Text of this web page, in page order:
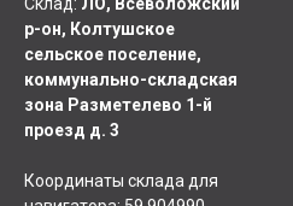
р-он, Колтушское
сельское поселение,
коммунально-складская
зона Разметелево 1-й
проезд д. 3
Координаты склада для